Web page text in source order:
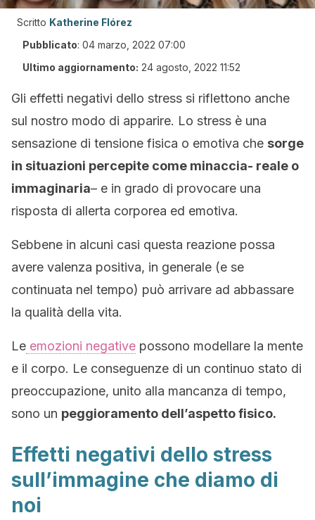
Scritto Katherine Flórez
Pubblicato: 04 marzo, 2022 07:00
Ultimo aggiornamento: 24 agosto, 2022 11:52
Gli effetti negativi dello stress si riflettono anche
sul nostro modo di apparire. Lo stress è una
sensazione di tensione fisica o emotiva che sorge
in situazioni percepite come minaccia- reale o
immaginaria– e in grado di provocare una
risposta di allerta corporea ed emotiva.
Sebbene in alcuni casi questa reazione possa
avere valenza positiva, in generale (e se
continuata nel tempo) può arrivare ad abbassare
la qualità della vita.
Le emozioni negative possono modellare la mente
e il corpo. Le conseguenze di un continuo stato di
preoccupazione, unito alla mancanza di tempo,
sono un peggioramento dell’aspetto fisico.
Effetti negativi dello stress
sull’immagine che diamo di
noi